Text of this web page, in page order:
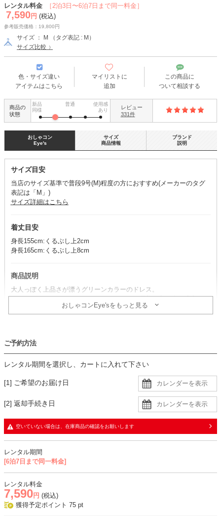
［2泊3日〜6泊7日まで同一料金］
レンタル料金
7,590 円 (税込)
参考販売価格：19,800円
サイズ ： M （タグ表記 : M）
サイズ比較
色・サイズ違い
アイテムはこちら
マイリストに
追加
この商品に
ついて相談する
商品の
状態
新品
同様
普通
使用感
あり
レビュー
331件
おしゃコン
Eye's
サイズ目安
当店のサイズ基準で普段9号(M)程度の方におすすめ(メーカーのタグ
表記は「M」)
サイズ詳細はこちら
着丈目安
身長155cm:くるぶし上2cm
身長165cm:くるぶし上8cm
商品説明
大人っぽく上品さが漂うグリーンカラーのドレス。
ふんわりなびくソフトマーメイドラインが、優美な立ち姿を演出する
おしゃコンEye'sをもっと見る
グリーンカラーには、ベージュとブラックカラーが相性抜群！
大人っぽい雰囲気が高まります。
・チュール生地に同色裏地の二枚重ねで、袖に透け感あり
おすすめシーン
ど
サイズ
商品情報
ブランド
説明
ご予約方法
レンタル期間を選択し、カートに入れて下さい
[1] ご希望のお届け日
[2] 返却手続き日
空いていない場合は、在庫商品の確認をお願いします
レンタル期間
[6泊7日まで同一料金]
レンタル料金
7,590 円 (税込)
獲得予定ポイント 75 pt